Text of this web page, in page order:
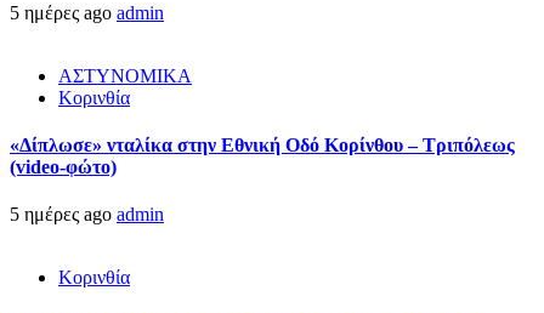
5 ημέρες ago admin
ΑΣΤΥΝΟΜΙΚΑ
Κορινθία
«Δίπλωσε» νταλίκα στην Εθνική Oδό Κορίνθου – Τριπόλεως
(video-φώτο)
5 ημέρες ago admin
Κορινθία